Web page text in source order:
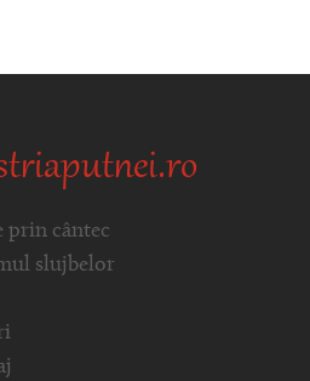
prin cântec
slujbelor